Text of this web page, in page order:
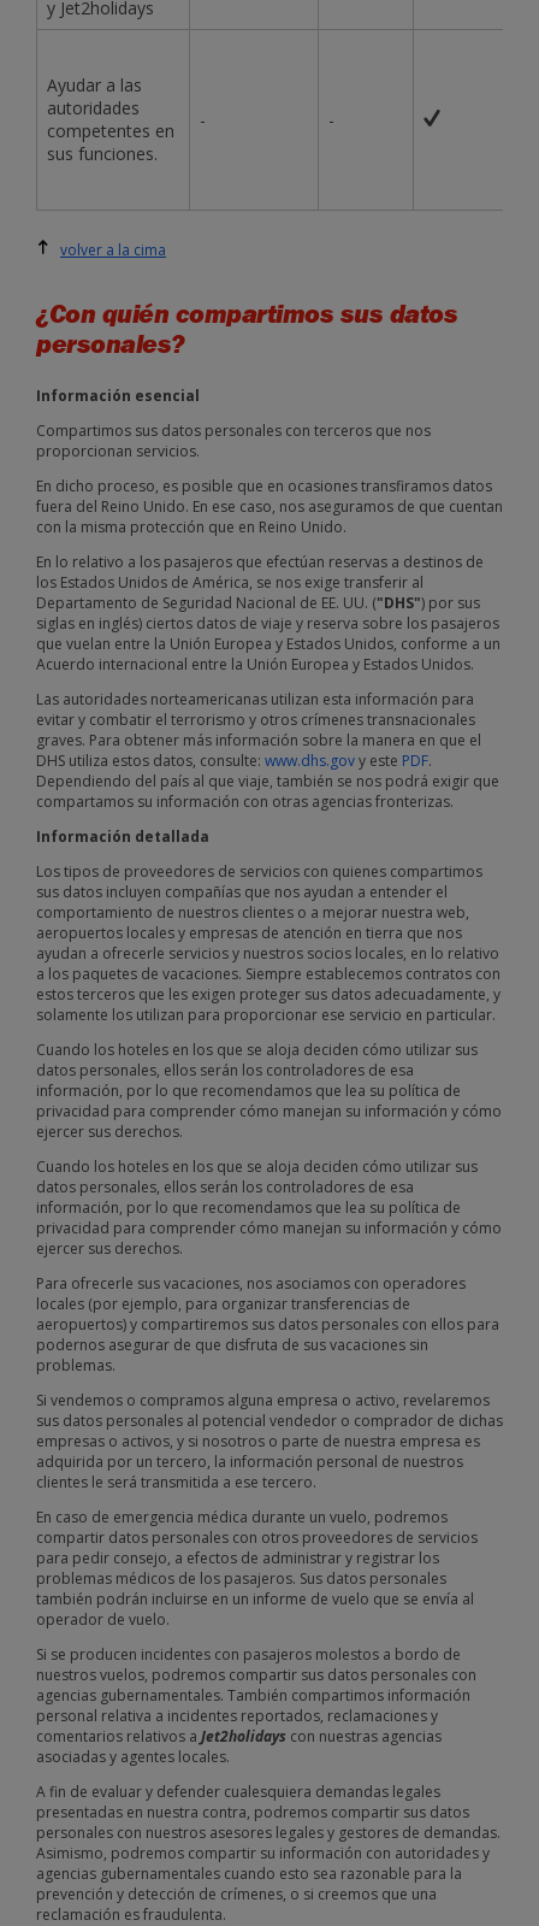
y Jet2holidays
Ayudar a las
autoridades
competentes en
sus funciones.
- -
volver a la cima
¿Con quién compartimos sus datos
personales?
Información esencial
Compartimos sus datos personales con terceros que nos
proporcionan servicios.
En dicho proceso, es posible que en ocasiones transfiramos datos
fuera del Reino Unido. En ese caso, nos aseguramos de que cuentan
con la misma protección que en Reino Unido.
En lo relativo a los pasajeros que efectúan reservas a destinos de
los Estados Unidos de América, se nos exige transferir al
Departamento de Seguridad Nacional de EE. UU. ("DHS") por sus
siglas en inglés) ciertos datos de viaje y reserva sobre los pasajeros
que vuelan entre la Unión Europea y Estados Unidos, conforme a un
Acuerdo internacional entre la Unión Europea y Estados Unidos.
Las autoridades norteamericanas utilizan esta información para
evitar y combatir el terrorismo y otros crímenes transnacionales
graves. Para obtener más información sobre la manera en que el
DHS utiliza estos datos, consulte: www.dhs.govy este PDF.
Dependiendo del país al que viaje, también se nos podrá exigir que
compartamos su información con otras agencias fronterizas.
Información detallada
Los tipos de proveedores de servicios con quienes compartimos
sus datos incluyen compañías que nos ayudan a entender el
comportamiento de nuestros clientes o a mejorar nuestra web,
aeropuertos locales y empresas de atención en tierra que nos
ayudan a ofrecerle servicios y nuestros socios locales, en lo relativo
a los paquetes de vacaciones. Siempre establecemos contratos con
estos terceros que les exigen proteger sus datos adecuadamente, y
solamente los utilizan para proporcionar ese servicio en particular.
Cuando los hoteles en los que se aloja deciden cómo utilizar sus
datos personales, ellos serán los controladores de esa
información, por lo que recomendamos que lea su política de
privacidad para comprender cómo manejan su información y cómo
ejercer sus derechos.
Cuando los hoteles en los que se aloja deciden cómo utilizar sus
datos personales, ellos serán los controladores de esa
información, por lo que recomendamos que lea su política de
privacidad para comprender cómo manejan su información y cómo
ejercer sus derechos.
Para ofrecerle sus vacaciones, nos asociamos con operadores
locales (por ejemplo, para organizar transferencias de
aeropuertos) y compartiremos sus datos personales con ellos para
podernos asegurar de que disfruta de sus vacaciones sin
problemas.
Si vendemos o compramos alguna empresa o activo, revelaremos
sus datos personales al potencial vendedor o comprador de dichas
empresas o activos, y si nosotros o parte de nuestra empresa es
adquirida por un tercero, la información personal de nuestros
clientes le será transmitida a ese tercero.
En caso de emergencia médica durante un vuelo, podremos
compartir datos personales con otros proveedores de servicios
para pedir consejo, a efectos de administrar y registrar los
problemas médicos de los pasajeros. Sus datos personales
también podrán incluirse en un informe de vuelo que se envía al
operador de vuelo.
Si se producen incidentes con pasajeros molestos a bordo de
nuestros vuelos, podremos compartir sus datos personales con
agencias gubernamentales. También compartimos información
personal relativa a incidentes reportados, reclamaciones y
comentarios relativos a Jet2holidays con nuestras agencias
asociadas y agentes locales.
A fin de evaluar y defender cualesquiera demandas legales
presentadas en nuestra contra, podremos compartir sus datos
personales con nuestros asesores legales y gestores de demandas.
Asimismo, podremos compartir su información con autoridades y
agencias gubernamentales cuando esto sea razonable para la
prevención y detección de crímenes, o si creemos que una
reclamación es fraudulenta.